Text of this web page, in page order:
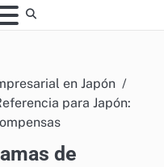
en Japón
para Japón:
de